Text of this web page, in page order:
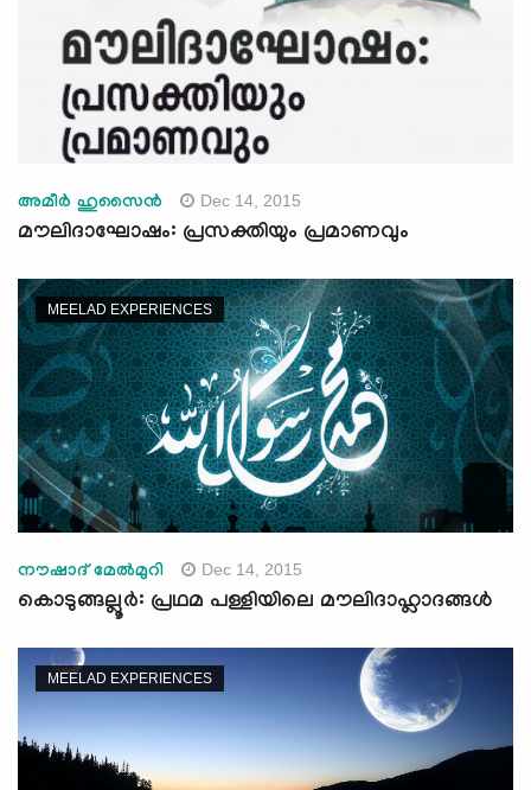
അമീര്‍ ഹുസൈന്‍ Dec 14, 2015
മൗലിദാഘോഷം: പ്രസക്തിയും പ്രമാണവും
MEELAD EXPERIENCES
നൗഷാദ് മേല്‍മുറി Dec 14, 2015
കൊടുങ്ങല്ലൂര്‍: പ്രഥമ പള്ളിയിലെ മൗലിദാഹ്ലാദങ്ങള്‍
MEELAD EXPERIENCES